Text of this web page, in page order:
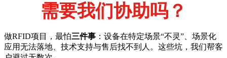
需要我们协助吗？
做RFID项目，最怕三件事 ：设备在特定场景“不灵”、场景化
应用无法落地、技术支持与售后找不到人。这些坑，我们帮客